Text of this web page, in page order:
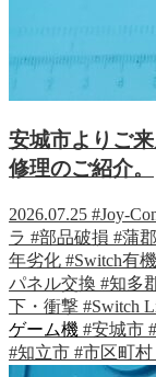
安城市よりご
修理のご紹介。
2026.07.25 #Joy-
ラ #部品破損 #蒲
年劣化 #Switch有
パネル交換 #知多
下・衝撃 #Switch
ゲーム機 #安城市
#知立市 #市区町村